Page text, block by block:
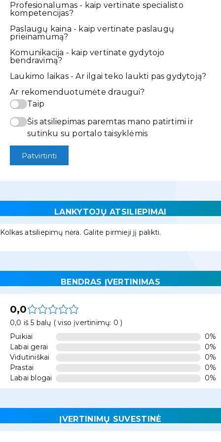
Profesionalumas - kaip vertinate specialisto
kompetencijas?
Paslaugų kaina - kaip vertinate paslaugų
prieinamumą?
Komunikacija - kaip vertinate gydytojo
bendravimą?
Laukimo laikas - Ar ilgai teko laukti pas gydytoją?
Ar rekomenduotumėte draugui?
Taip
Šis atsiliepimas paremtas mano patirtimi ir
sutinku su portalo taisyklėmis
Patvirtinti
LANKYTOJŲ ATSILIEPIMAI
Kolkas atsiliepimų nėra. Galite pirmieji jį palikti.
BENDRAS ĮVERTINIMAS
0,0
0,0 iš 5 balų ( viso įvertinimų: 0 )
Puikiai
0%
Labai gerai
0%
Vidutiniškai
0%
Prastai
0%
Labai blogai
0%
ĮVERTINIMŲ SUVESTINĖ